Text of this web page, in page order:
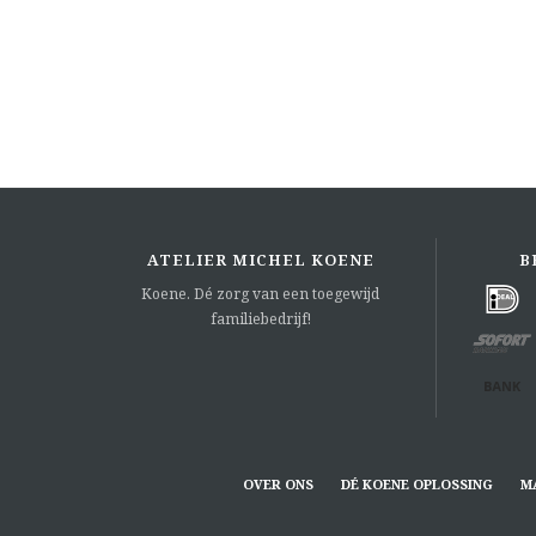
ATELIER MICHEL KOENE
Koene. Dé zorg van een toegewijd
familiebedrijf!
OVER ONS DÉ KOENE OPLOSSING